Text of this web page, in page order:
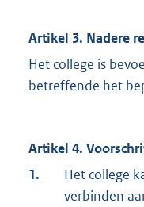
Artikel 3. Nadere
Het college is
betreffende het
Artikel 4.
1.
Het college
verbinden